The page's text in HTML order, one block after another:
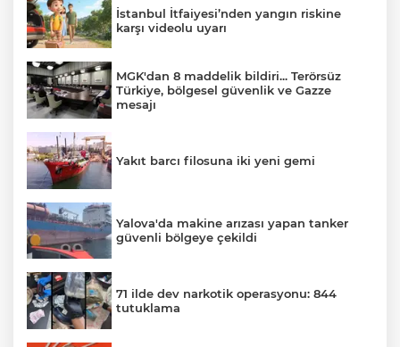
İstanbul İtfaiyesi’nden yangın riskine
karşı videolu uyarı
MGK'dan 8 maddelik bildiri... Terörsüz
Türkiye, bölgesel güvenlik ve Gazze
mesajı
Yakıt barcı filosuna iki yeni gemi
Yalova'da makine arızası yapan tanker
güvenli bölgeye çekildi
71 ilde dev narkotik operasyonu: 844
tutuklama